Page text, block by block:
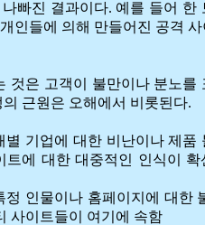
빠진 결과이다. 예를 들어 한
인들에 의해 만들어진 공격
것은 고객이 불만이나 분노를
근원은 오해에서 비롯된다.
별 기업에 대한 비난이나 제품
트에 대한 대중적인 인식이
정 인물이나 홈페이지에 대한
사이트들이 여기에 속함